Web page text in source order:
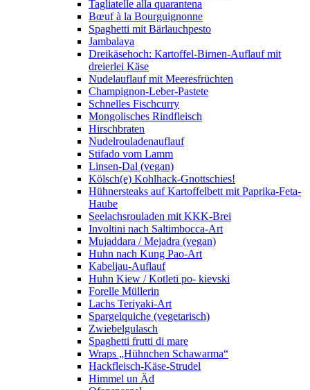
Tagliatelle alla quarantena
Bœuf à la Bourguignonne
Spaghetti mit Bärlauchpesto
Jambalaya
Dreikäsehoch: Kartoffel-Birnen-Auflauf mit
dreierlei Käse
Nudelauflauf mit Meeresfrüchten
Champignon-Leber-Pastete
Schnelles Fischcurry
Mongolisches Rindfleisch
Hirschbraten
Nudelrouladenauflauf
Stifado vom Lamm
Linsen-Dal (vegan)
Kölsch(e) Kohlhack-Gnottschies!
Hühnersteaks auf Kartoffelbett mit Paprika-Feta-
Haube
Seelachsrouladen mit KKK-Brei
Involtini nach Saltimbocca-Art
Mujaddara / Mejadra (vegan)
Huhn nach Kung Pao-Art
Kabeljau-Auflauf
Huhn Kiew / Kotleti po- kievski
Forelle Müllerin
Lachs Teriyaki-Art
Spargelquiche (vegetarisch)
Zwiebelgulasch
Spaghetti frutti di mare
Wraps „Hühnchen Schawarma“
Hackfleisch-Käse-Strudel
Himmel un Äd